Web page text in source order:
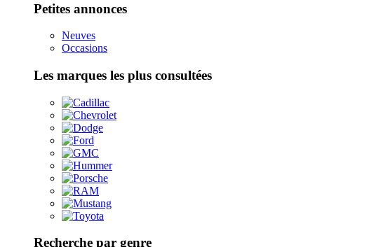
Petites annonces
Neuves
Occasions
Les marques les plus consultées
Recherche par genre